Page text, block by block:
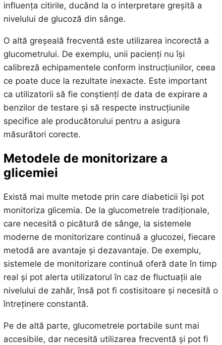
influența citirile, ducând la o interpretare greșită a
nivelului de glucoză din sânge.
O altă greșeală frecventă este utilizarea incorectă a
glucometrului. De exemplu, unii pacienți nu își
calibreză echipamentele conform instrucțiunilor, ceea
ce poate duce la rezultate inexacte. Este important
ca utilizatorii să fie conștienți de data de expirare a
benzilor de testare și să respecte instrucțiunile
specifice ale producătorului pentru a asigura
măsurători corecte.
Metodele de monitorizare a
glicemiei
Există mai multe metode prin care diabeticii își pot
monitoriza glicemia. De la glucometrele tradiționale,
care necesită o picătură de sânge, la sistemele
moderne de monitorizare continuă a glucozei, fiecare
metodă are avantaje și dezavantaje. De exemplu,
sistemele de monitorizare continuă oferă date în timp
real și pot alerta utilizatorul în caz de fluctuații ale
nivelului de zahăr, însă pot fi costisitoare și necesită o
întreținere constantă.
Pe de altă parte, glucometrele portabile sunt mai
accesibile, dar necesită utilizarea frecventă și pot fi